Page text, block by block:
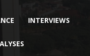
INTERVIEWS